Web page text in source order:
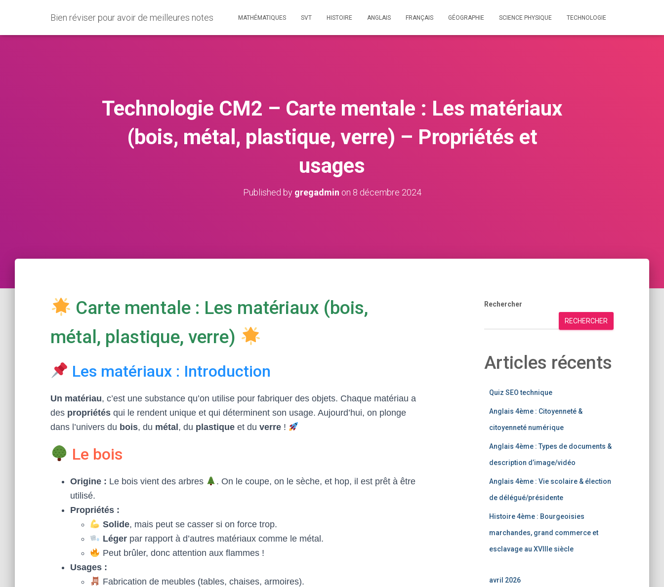
Bien réviser pour avoir de meilleures notes MATHÉMATIQUES SVT HISTOIRE ANGLAIS FRANÇAIS GÉOGRAPHIE SCIENCE PHYSIQUE TECHNOLOGIE
Technologie CM2 – Carte mentale : Les matériaux
(bois, métal, plastique, verre) – Propriétés et
usages
Published by gregadmin on 8 décembre 2024
Carte mentale : Les matériaux (bois,
métal, plastique, verre)
Les matériaux : Introduction
Un matériau, c’est une substance qu’on utilise pour fabriquer des objets. Chaque matériau a
des propriétés qui le rendent unique et qui déterminent son usage. Aujourd’hui, on plonge
dans l’univers du bois, du métal , du plastique et du verre !
Le bois
Origine : Le bois vient des arbres
. On le coupe, on le sèche, et hop, il est prêt à être
utilisé.
Propriétés :
Solide, mais peut se casser si on force trop.
Légerpar rapport à d’autres matériaux comme le métal.
Peut brûler, donc attention aux flammes !
Usages :
Fabrication de meubles (tables, chaises, armoires).
Rechercher
RECHERCHER
Articles récents
Quiz SEO technique
Anglais 4ème : Citoyenneté &
citoyenneté numérique
Anglais 4ème : Types de documents &
description d’image/vidéo
Anglais 4ème : Vie scolaire & élection
de délégué/présidente
Histoire 4ème : Bourgeoisies
marchandes, grand commerce et
esclavage au XVIIIe siècle
avril 2026